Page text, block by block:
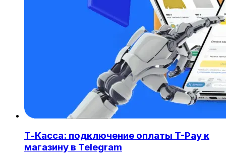
Т-Касса: подключение оплаты T-Pay к
магазину в Telegram